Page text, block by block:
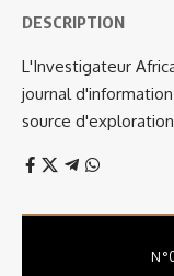
DESCRIPTION
L'Investigateur
journal
source